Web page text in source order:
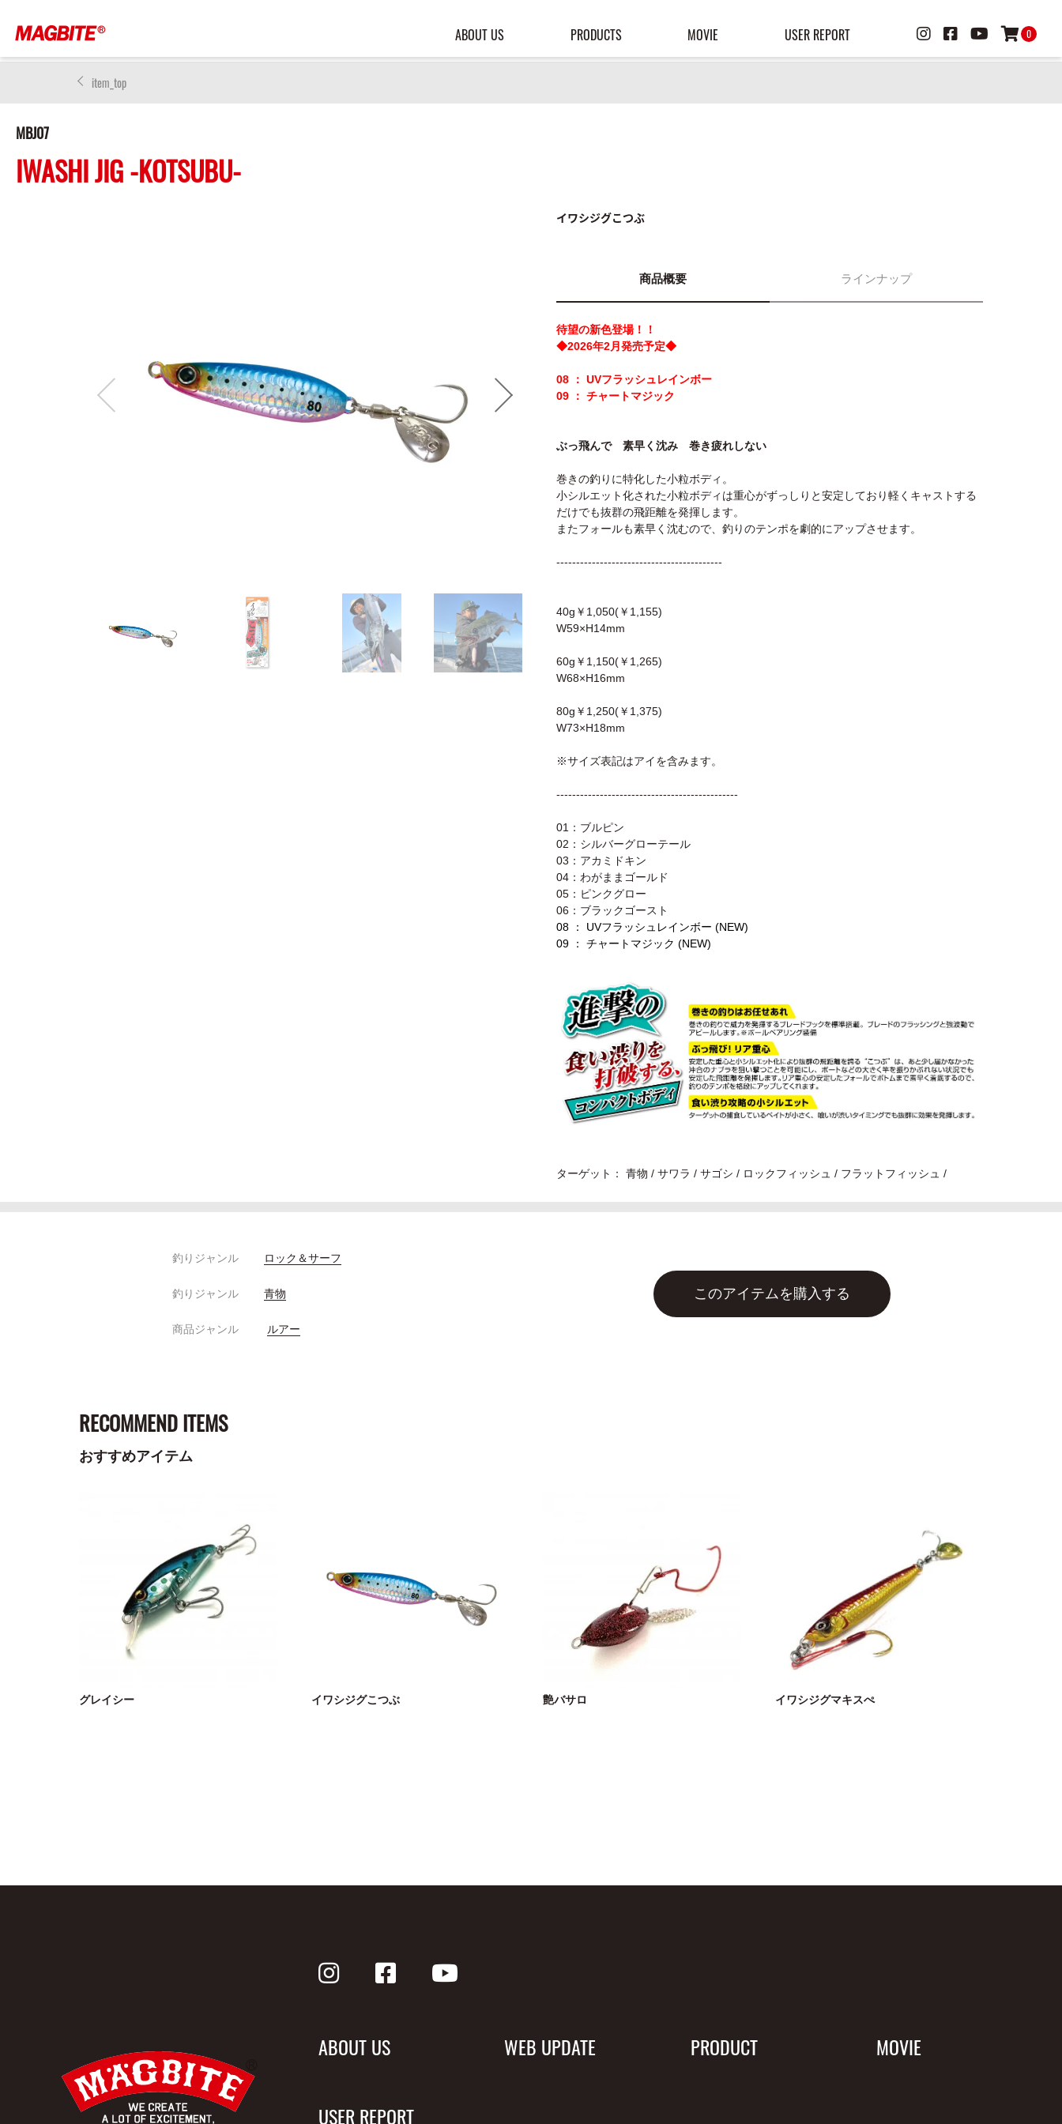
ABOUT US PRODUCTS MOVIE USER REPORT 0
item_top
MBJ07
IWASHI JIG -KOTSUBU-
イワシジグこつぶ
商品概要 ラインナップ
待望の新色登場！！
◆2026年2月発売予定◆
08 ： UVフラッシュレインボー
09 ： チャートマジック
ぶっ飛んで 素早く沈み 巻き疲れしない
巻きの釣りに特化した小粒ボディ。
小シルエット化された小粒ボディは重心がずっしりと安定しており軽くキャストする
だけでも抜群の飛距離を発揮します。
またフォールも素早く沈むので、釣りのテンポを劇的にアップさせます。
------------------------------------------
40g￥1,050(￥1,155)
W59×H14mm
60g￥1,150(￥1,265)
W68×H16mm
80g￥1,250(￥1,375)
W73×H18mm
※サイズ表記はアイを含みます。
----------------------------------------------
01：ブルピン
02：シルバーグローテール
03：アカミドキン
04：わがままゴールド
05：ピンクグロー
06：ブラックゴースト
08 ： UVフラッシュレインボー (NEW)
09 ： チャートマジック (NEW)
ターゲット： 青物 / サワラ / サゴシ / ロックフィッシュ / フラットフィッシュ /
このアイテムを購入する
釣りジャンル ロック＆サーフ
釣りジャンル 青物
商品ジャンル ルアー
RECOMMEND ITEMS
おすすめアイテム
グレイシー イワシジグこつぶ 艶バサロ イワシジグマキスぺ
ABOUT US WEB UPDATE PRODUCT MOVIE
USER REPORT